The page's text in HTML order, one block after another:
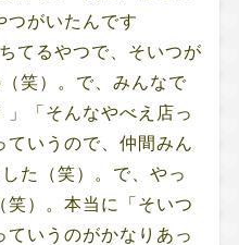
つがいたんです
てるやつで、そいつが
笑）。で、みんなで
」「そんなやべえ店っ
ていうので、仲間みん
た（笑）。で、やっ
笑）。本当に「そいつ
ていうのがかなりあっ